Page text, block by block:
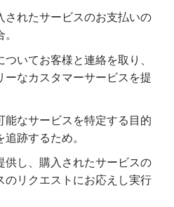
されたサービスのお支払いの
いてお客様と連絡を取り、
ーなカスタマーサービスを提
能なサービスを特定する目的
跡するため。
供し、購入されたサービスの
のリクエストにお応えし実行